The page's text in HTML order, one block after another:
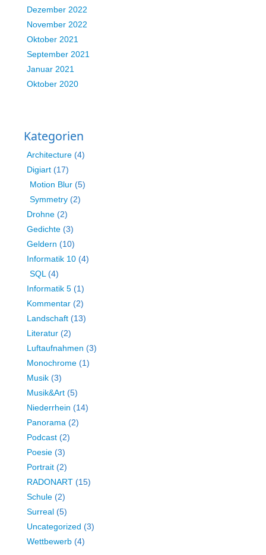
Dezember 2022
November 2022
Oktober 2021
September 2021
Januar 2021
Oktober 2020
Kategorien
Architecture (4)
Digiart (17)
Motion Blur (5)
Symmetry (2)
Drohne (2)
Gedichte (3)
Geldern (10)
Informatik 10 (4)
SQL (4)
Informatik 5 (1)
Kommentar (2)
Landschaft (13)
Literatur (2)
Luftaufnahmen (3)
Monochrome (1)
Musik (3)
Musik&Art (5)
Niederrhein (14)
Panorama (2)
Podcast (2)
Poesie (3)
Portrait (2)
RADONART (15)
Schule (2)
Surreal (5)
Uncategorized (3)
Wettbewerb (4)